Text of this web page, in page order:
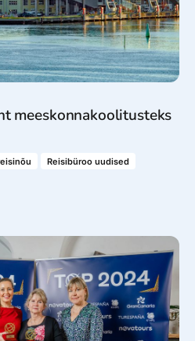
meeskonnakoolitusteks
Reisibüroo uudised